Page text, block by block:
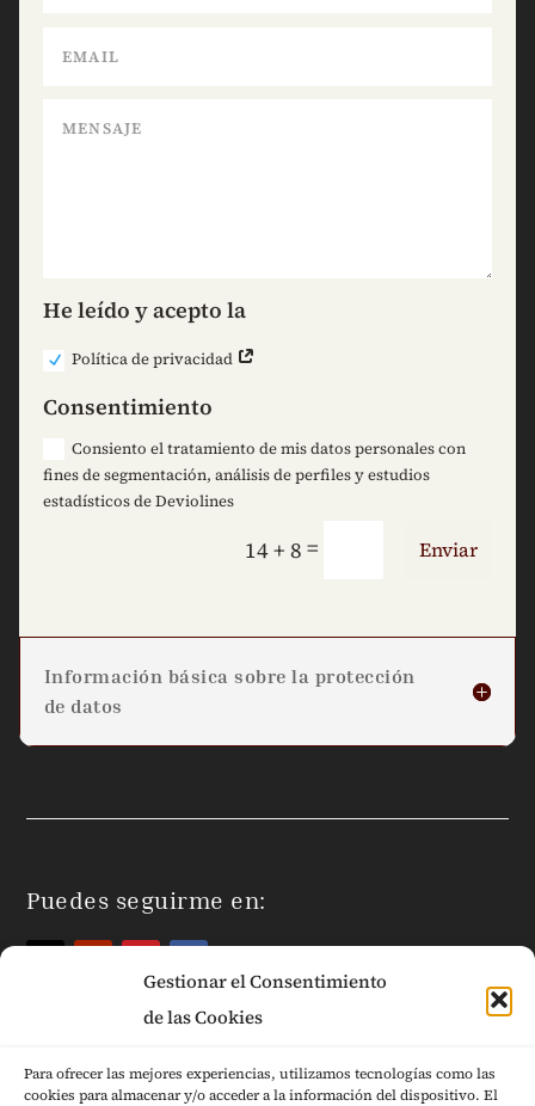
Gestionar el Consentimiento
de las Cookies
Para ofrecer las mejores experiencias, utilizamos tecnologías como las
cookies para almacenar y/o acceder a la información del dispositivo. El
He leído y acepto la
Política de privacidad
Consentimiento
Consiento el tratamiento de mis datos personales con
fines de segmentación, análisis de perfiles y estudios
estadísticos de Deviolines
14 + 8 = Enviar
Información básica sobre la protección
de datos
Puedes seguirme en: